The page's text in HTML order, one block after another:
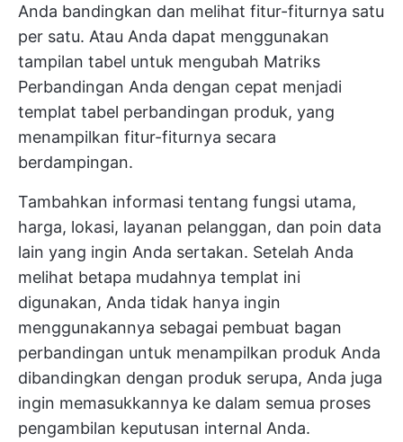
Anda bandingkan dan melihat fitur-fiturnya satu
per satu. Atau Anda dapat menggunakan
tampilan tabel untuk mengubah Matriks
Perbandingan Anda dengan cepat menjadi
templat tabel perbandingan produk, yang
menampilkan fitur-fiturnya secara
berdampingan.
Tambahkan informasi tentang fungsi utama,
harga, lokasi, layanan pelanggan, dan poin data
lain yang ingin Anda sertakan. Setelah Anda
melihat betapa mudahnya templat ini
digunakan, Anda tidak hanya ingin
menggunakannya sebagai pembuat bagan
perbandingan untuk menampilkan produk Anda
dibandingkan dengan produk serupa, Anda juga
ingin memasukkannya ke dalam semua proses
pengambilan keputusan internal Anda.